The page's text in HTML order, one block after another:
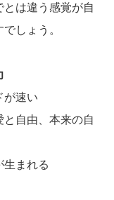
は違う感覚が自
しょう。
が速い
と自由、本来の自
生まれる